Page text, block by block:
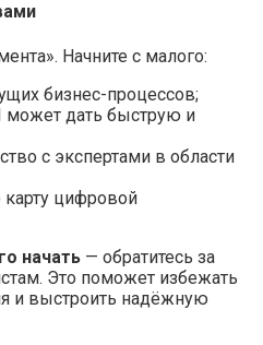
Начните с малого:
бизнес-процессов;
может дать быструю и
с экспертами в области
цифровой
начать — обратитесь за
Это поможет избежать
и выстроить надёжную